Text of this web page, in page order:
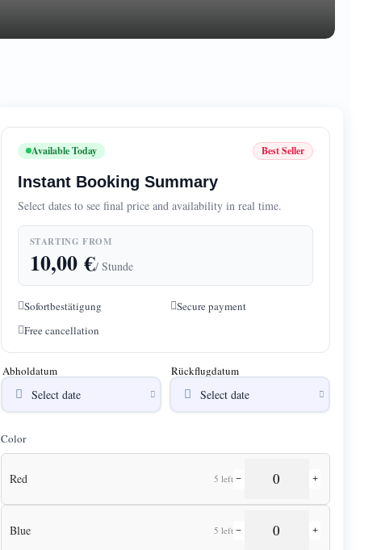
Available Today Best Seller
Instant Booking Summary
Select dates to see final price and availability in real time.
STARTING FROM
10,00€/ Stunde
Sofortbestätigung
Secure payment
Free cancellation
Abholdatum Rückflugdatum
Color
Red 5 left − +
Blue 5 left − +